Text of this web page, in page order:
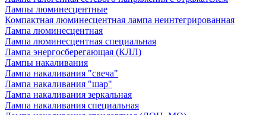
Лампы люминесцентные
Компактная люминесцентная лампа неинтегрированная
Лампа люминесцентная
Лампа люминесцентная специальная
Лампа энергосберегающая (КЛЛ)
Лампы накаливания
Лампа накаливания "свеча"
Лампа накаливания "шар"
Лампа накаливания зеркальная
Лампа накаливания специальная